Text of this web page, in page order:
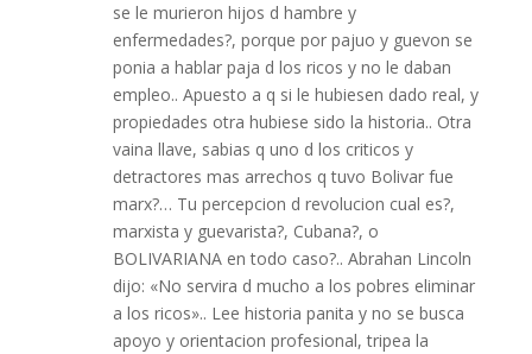
se le murieron hijos d hambre y
enfermedades?, porque por pajuo y guevon se
ponia a hablar paja d los ricos y no le daban
empleo.. Apuesto a q si le hubiesen dado real, y
propiedades otra hubiese sido la historia.. Otra
vaina llave, sabias q uno d los criticos y
detractores mas arrechos q tuvo Bolivar fue
marx?… Tu percepcion d revolucion cual es?,
marxista y guevarista?, Cubana?, o
BOLIVARIANA en todo caso?.. Abrahan Lincoln
dijo: «No servira d mucho a los pobres eliminar
a los ricos».. Lee historia panita y no se busca
apoyo y orientacion profesional, tripea la